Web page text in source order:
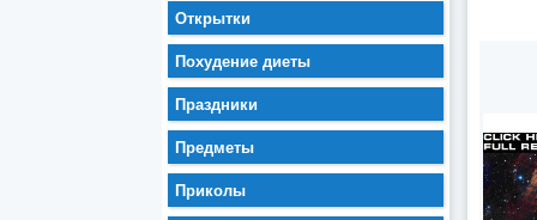
Открытки
Похудение диеты
Праздники
Предметы
Приколы